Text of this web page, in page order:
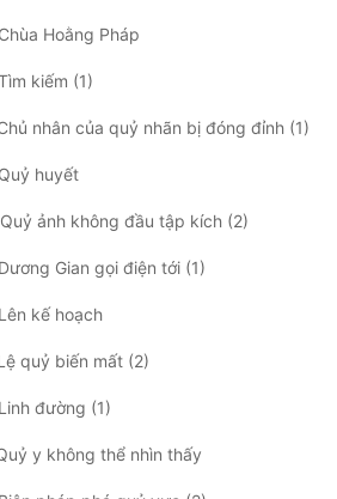
Hoằng Pháp
kiếm (1)
nhân của quỷ nhãn bị đóng đỉnh (1)
huyết
ảnh không đầu tập kích (2)
Gian gọi điện tới (1)
kế hoạch
quỷ biến mất (2)
đường (1)
y không thể nhìn thấy